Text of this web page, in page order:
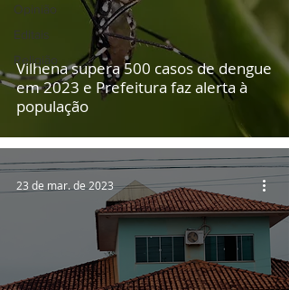
Opinião
Editais
Religião
Vilhena supera 500 casos de dengue
em 2023 e Prefeitura faz alerta à
população
23 de mar. de 2023